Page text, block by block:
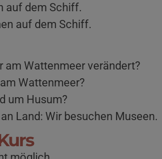
auf dem Schiff.
auf dem Schiff.
am Wattenmeer verändert?
Wattenmeer?
um Husum?
Land: Wir besuchen Museen.